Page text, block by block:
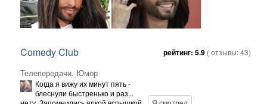
Comedy Club
Телепередачи. Юмор
рейтинг: 5.9 ( отзывы:43)
Когда я вижу их минут пять -
блеснули быстренько и раз...